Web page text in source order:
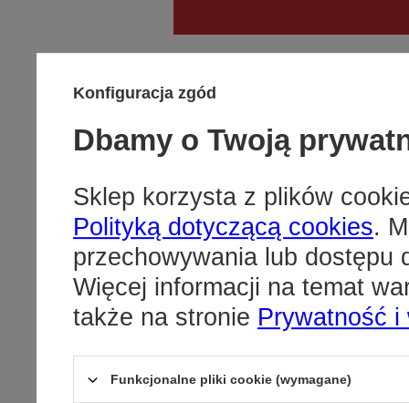
Konfiguracja zgód
Dbamy o Twoją
Sklep korzysta z plików
Polityką dotyczącą cookies.
przechowywania lub dostępu
Więcej informacji na temat
także na stronie Prywatność i
Funkcjonalne pliki cookie (wymagane)